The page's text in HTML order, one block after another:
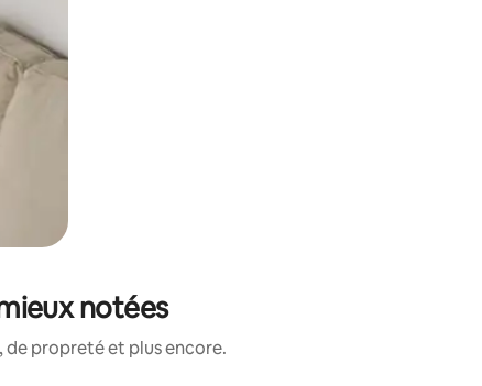
notées
de propreté et plus encore.